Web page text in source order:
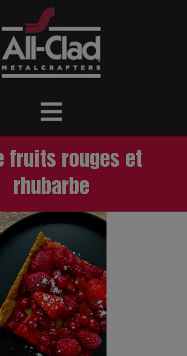
fruits rouges et
rhubarbe